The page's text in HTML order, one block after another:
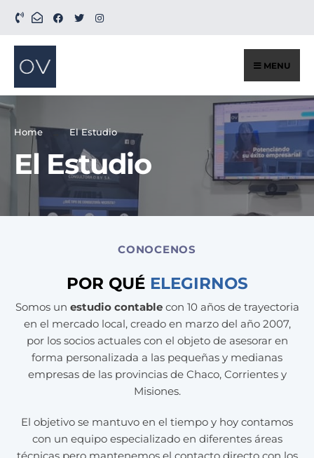
MENU
Home El Estudio
El Estudio
CONOCENOS
POR QUÉ ELEGIRNOS
Somos un estudio contablecon 10 años de trayectoria
en el mercado local, creado en marzo del año 2007,
por los socios actuales con el objeto de asesorar en
forma personalizada a las pequeñas y medianas
empresas de las provincias de Chaco, Corrientes y
Misiones.
El objetivo se mantuvo en el tiempo y hoy contamos
con un equipo especializado en diferentes áreas